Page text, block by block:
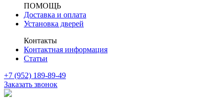
ПОМОЩЬ
Доставка и оплата
Установка дверей
Контакты
Контактная информация
Статьи
+7 (952) 189-89-49
Заказать звонок